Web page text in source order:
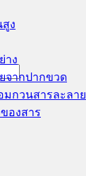
ง
าง
จากปากขวด
มกวนสารละลาย
องสาร